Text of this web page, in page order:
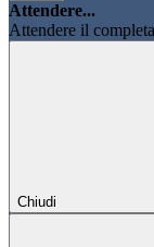
Attendere...
Attendere il
Chiudi